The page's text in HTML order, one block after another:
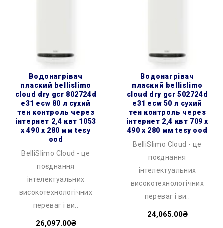
водонагрівач
плаский bellislimo
cloud dry gcr 802724d
e31 ecw 80 л сухий
тен контроль через
інтернет 2,4 квт 1053
x 490 x 280 мм tesy
ood
BelliSlimo Cloud - це
поєднання
інтелектуальних
високотехнологічних
переваг і ви..
26,097.00₴
водонагрівач
плаский bellislimo
cloud dry gcr 502724d
e31 ecw 50 л сухий
тен контроль через
інтернет 2,4 квт 709 x
490 x 280 мм tesy ood
BelliSlimo Cloud - це
поєднання
інтелектуальних
високотехнологічних
переваг і ви..
24,065.00₴